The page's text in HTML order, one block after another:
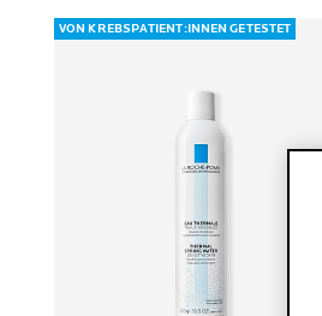
VON KREBSPATIENT:INNEN GETESTET